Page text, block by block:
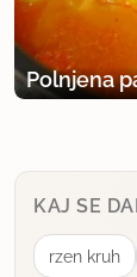
Polnjena
KAJ SE
rzen kruh